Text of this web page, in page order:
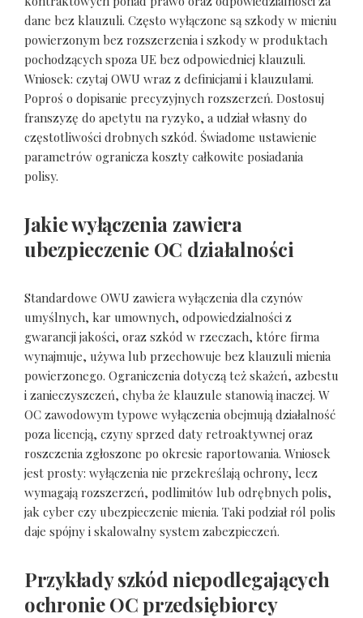
dane bez klauzuli. Często wyłączone są szkody w mieniu
powierzonym bez rozszerzenia i szkody w produktach
pochodzących spoza UE bez odpowiedniej klauzuli.
Wniosek: czytaj OWU wraz z definicjami i klauzulami.
Poproś o dopisanie precyzyjnych rozszerzeń. Dostosuj
franszyzę do apetytu na ryzyko, a udział własny do
częstotliwości drobnych szkód. Świadome ustawienie
parametrów ogranicza koszty całkowite posiadania
polisy.
Jakie wyłączenia zawiera
ubezpieczenie OC działalności
Standardowe OWU zawiera wyłączenia dla czynów
umyślnych, kar umownych, odpowiedzialności z
gwarancji jakości, oraz szkód w rzeczach, które firma
wynajmuje, używa lub przechowuje bez klauzuli mienia
powierzonego. Ograniczenia dotyczą też skażeń, azbestu
i zanieczyszczeń, chyba że klauzule stanowią inaczej. W
OC zawodowym typowe wyłączenia obejmują działalność
poza licencją, czyny sprzed daty retroaktywnej oraz
roszczenia zgłoszone po okresie raportowania. Wniosek
jest prosty: wyłączenia nie przekreślają ochrony, lecz
wymagają rozszerzeń, podlimitów lub odrębnych polis,
jak cyber czy ubezpieczenie mienia. Taki podział ról polis
daje spójny i skalowalny system zabezpieczeń.
Przykłady szkód niepodlegających
ochronie OC przedsiębiorcy